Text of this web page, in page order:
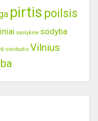
pirtis poilsis
saslykine sodyba
viesbutis Vilnius